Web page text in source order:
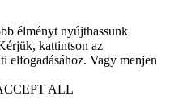
élményt nyújthassunk
kattintson az
elfogadásához. Vagy menjen
ALL